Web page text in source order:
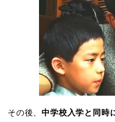
その後、中学校入学と同時